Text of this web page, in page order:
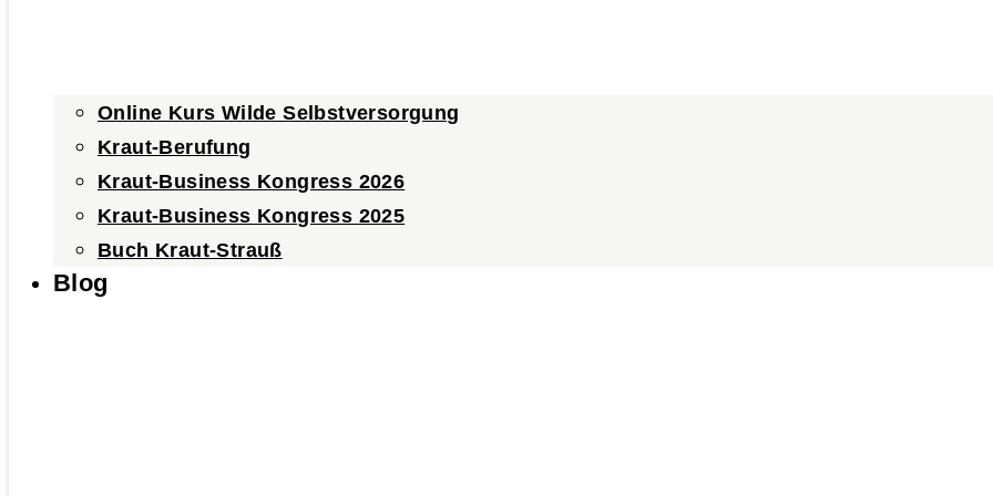
Online Kurs Wilde Selbstversorgung
Kraut-Berufung
Kraut-Business Kongress 2026
Kraut-Business Kongress 2025
Buch Kraut-Strauß
Blog